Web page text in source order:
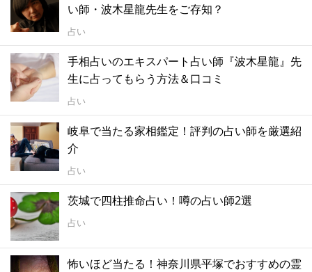
い師・波木星龍先生をご存知？
占い
手相占いのエキスパート占い師『波木星龍』先
生に占ってもらう方法＆口コミ
占い
岐阜で当たる家相鑑定！評判の占い師を厳選紹
介
占い
茨城で四柱推命占い！噂の占い師2選
占い
怖いほど当たる！神奈川県平塚でおすすめの霊